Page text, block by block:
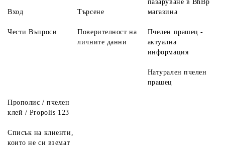
Вход
Чести Въпроси
Търсене
Поверителност на
личните данни
пазаруване в BhBp
магазина
Пчелен прашец -
актуална
информация
Натурален пчелен
прашец
Прополис / пчелен
клей / Propolis 123
Списък на клиенти,
които не си вземат